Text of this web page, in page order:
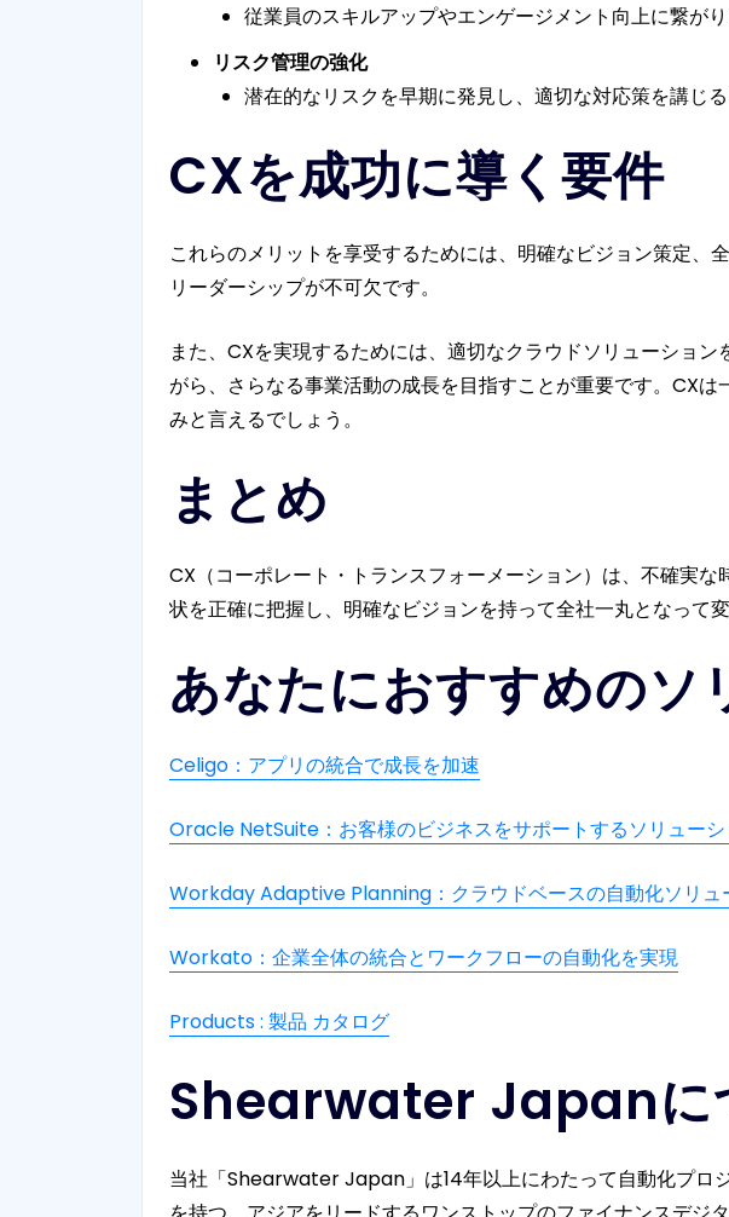
従業員のスキルアップやエンゲージメント向上に繋がり
リスク管理の強化
潜在的なリスクを早期に発見し、適切な対応策を講じる
CXを成功に導く要件
これらのメリットを享受するためには、明確なビジョン策定
リーダーシップが不可欠です。
また、CXを実現するためには、適切なクラウドソリューショ
がら、さらなる事業活動の成長を目指すことが重要です。CX
みと言えるでしょう。
まとめ
CX（コーポレート・トランスフォーメーション）は、不確実
状を正確に把握し、明確なビジョンを持って全社一丸となって
あなたにおすすめのソ
Celigo：アプリの統合で成長を加速
Oracle NetSuite：お客様のビジネスをサポートするソリューシ
Workday Adaptive Planning：クラウドベースの自動化ソリュ
Workato：企業全体の統合とワークフローの自動化を実現
Products : 製品 カタログ
Shearwater Japanに
当社「Shearwater Japan」は14年以上にわたって自動化プロ